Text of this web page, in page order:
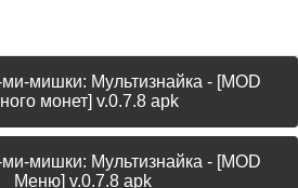
мишки: Мультизнайка - [MOD
монет] v.0.7.8 apk
мишки: Мультизнайка - [MOD
Меню] v.0.7.8 apk